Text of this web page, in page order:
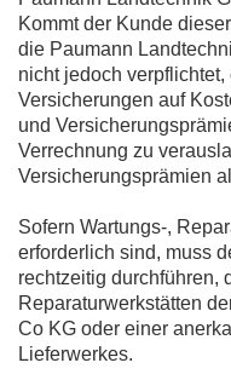
Kommt der Kunde
die Paumann
nicht jedoch
Versicherungen auf
und
Verrechnung zu
Versicherungsprämien
Sofern Wartungs-,
erforderlich sind, muss
rechtzeitig durchführen,
Reparaturwerkstätten
Co KG oder einer
Lieferwerkes.